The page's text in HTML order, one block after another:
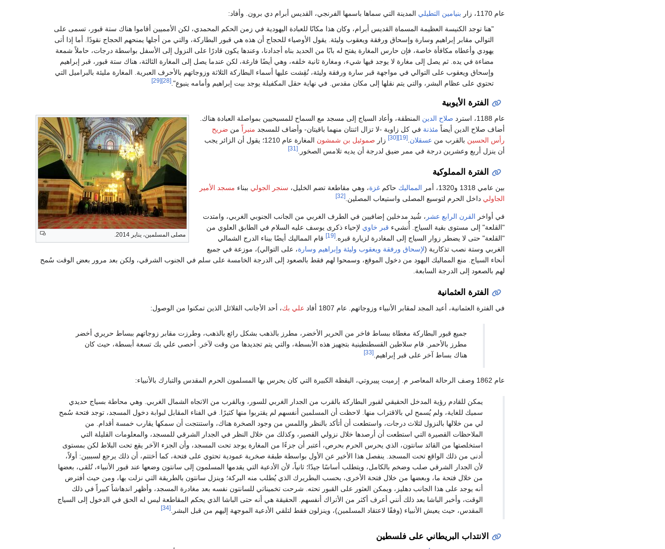
عام 1170، زار بنيامين التطيلي المدينة التي سماها باسمها الفرنجي، القديس أبرام دي برون. وأفاد:
"هنا توجد الكنيسة العظيمة المسماة القديس أبرام، وكان هذا مكانًا للعبادة اليهودية في زمن الحكم المحمدي، لكن الأمميين أقاموا هناك ستة قبور، تسمى على
التوالي مقابر إبراهيم وسارة وإسحاق ورفقة ويعقوب وليئة. يقول الأوصياء للحجاج أن هذه هي قبور البطاركة، والتي من أجلها يمنحهم الحجاج نقودًا. أما إذا أتى
يهودي وأعطاه مكافأة خاصة، فإن حارس المغارة يفتح له بابًا من الحديد بناه أجدادنا، وعندها يكون قادرًا على النزول إلى الأسفل بواسطة درجات، حاملاً شمعة
مضاءة في يده. ثم يصل إلى مغارة لا يوجد فيها شيء، ومغارة ثانية خلفه، وهي أيضًا فارغة، لكن عندما يصل إلى المغارة الثالثة، هناك ستة قبور، قبر إبراهيم
وإسحاق ويعقوب على التوالي في مواجهة قبر سارة ورفقة وليئة، نُقِشت عليها أسماء البطاركة الثلاثة وزوجاتهم بالأحرف العبرية. المغارة مليئة بالبراميل التي
تحتوي على عظام البشر، والتي يتم نقلها إلى مكان مقدس. في نهاية حقل المكفيلة يوجد بيت إبراهيم وأمامه ينبوع".[28]
[29]
الفترة الأيوبية
مصلى المسلمين، يناير 2014.
عام 1188، استرد صلاح الدين المنطقة، وأعاد السياج إلى مسجد مع السماح للمسيحيين بمواصلة العبادة هناك.
أضاف صلاح الدين أيضاً مئذنة في كل زاوية -لا تزال اثنتان منهما باقيتان- وأضاف للمسجد منبراً من ضريح
رأس الحسين بالقرب من عسقلان [19]
[30] زار صموئيل بن شمشون
المغارة عام 1210؛ يقول أن الزائر يجب
أن ينزل أربع وعشرين درجة في ممر ضيق لدرجة أن يديه تلامس الصخور.
[31]
الفترة المملوكية
بين عامي 1318 و1320، أمر المماليك حاكم غزة، وهي مقاطعة تضم الخليل، سنجر الجولي ببناء مسجد الأمير
الجاولي داخل الحرم لتوسيع المصلى واستيعاب المصلين.[32]
في أواخر القرن الرابع عشر ، شُيد مدخلين إضافيين في الطرف الغربي من الجانب الجنوبي الغربي، وامتدت
"القلعة" إلى مستوى بقية السياج. أُنشيء قبر خاوي لإحياء ذكرى يوسف عليه السلام في الطابق العلوي من
"القلعة" حتى لا يضطر زوار السياج إلى المغادرة لزيارة قبره.[19]
قام المماليك أيضًا ببناء الدرج الشمالي
الغربي وستة نصب تذكارية (لإسحاق ورفقة ويعقوب وليئة وإبراهيم وسارة، على التوالي)، موزعة في جميع
أنحاء السياج. منع المماليك اليهود من دخول الموقع، وسمحوا لهم فقط بالصعود إلى الدرجة الخامسة على سلم في الجنوب الشرقي، ولكن بعد مرور بعض الوقت سُمح
لهم بالصعود إلى الدرجة السابعة.
الفترة العثمانية
في الفترة العثمانية، أعيد المجد لمقابر الأنبياء وزوجاتهم. عام 1807 أفاد علي بك، أحد الأجانب القلائل الذين تمكنوا من الوصول:
جميع قبور البطاركة مغطاة ببساط فاخر من الحرير الأخضر، مطرز بالذهب بشكل رائع بالذهب، وطرزت مقابر زوجاتهم ببساط حريري أخضر
مطرز بالأحمر. قام سلاطين القسطنطينية بتجهيز هذه الأبسطة، والتي يتم تجديدها من وقت لآخر. أحصى علي بك تسعة أبسطة، حيث كان
هناك بساط آخر على قبر إبراهيم. [33]
عام 1862 وصف الرحالة المعاصر م. إرميت پييروتي، اليقظة الكبيرة التي كان يحرس بها المسلمون الحرم المقدس والتبارك بالأنبياء:
يمكن للقادم رؤية المدخل الحقيقي لقبور البطاركة بالقرب من الجدار الغربي للسور، وبالقرب من الاتجاه الشمال الغربي. وهي محاطة بسياج حديدي
سميك للغاية، ولم يُسمح لي بالاقتراب منها. لاحظت أن المسلمين أنفسهم لم يقتربوا منها كثيرًا. في الفناء المقابل لبوابة دخول المسجد، توجد فتحة سُمح
لي من خلالها بالنزول لثلاث درجات، واستطعت أن أتأكد بالنظر واللمس من وجود الصخرة هناك، واستنتجت أن سمكها يقارب خمسة أقدام. من
الملاحظات القصيرة التي استطعت أن أرصدها خلال نزولي القصير، وكذلك من خلال النظر في الجدار الشرقي للمسجد، والمعلومات القليلة التي
استخلصتها من القائد سانتون، الذي يحرس الحرم بحرص، أعتبر أن جزءًا من المغارة يوجد تحت المسجد، وأن الجزء الآخر يقع تحت البلاط لكن بمستوى
أدنى من ذلك الواقع تحت المسجد. ينفصل هذا الأخير عن الأول بواسطة طبقة صخرية عمودية تحتوي على فتحة، كما أختتم، أن ذلك يرجع لسببين: أولاً،
لأن الجدار الشرقي صلب وضخم بالكامل، ويتطلب أساسًا جيدًا؛ ثانياً، لأن الأدعية التي يقدمها المسلمون إلى سانتون وضعها عند قبور الأنبياء، تُلقى، بعضها
من خلال فتحة ما، وبعضها من خلال فتحة الأخرى، بحسب البطريرك الذي يُطلب منه البركة؛ وينزل سانتون بالطريقة التي نزلت بها، ومن حيث أفترض
أنه يوجد على هذا الجانب دهليز، ويمكن العثور على القبور تحته. شرحت تخميناتي للسانتون نفسه بعد مغادرة المسجد، وأظهر اندهاشاً كبيراً في ذلك
الوقت، وأخبر الباشا بعد ذلك أنني أعرف أكثر من الأتراك أنفسهم. الحقيقة هي أنه حتى الباشا الذي يحكم المقاطعة ليس له الحق في الدخول إلى السياج
المقدس، حيث يعيش الأنبياء (وفقًا لاعتقاد المسلمين)، وينزلون فقط لتلقي الأدعية الموجهة إليهم من قبل البشر.
[34]
الانتداب البريطاني على فلسطين